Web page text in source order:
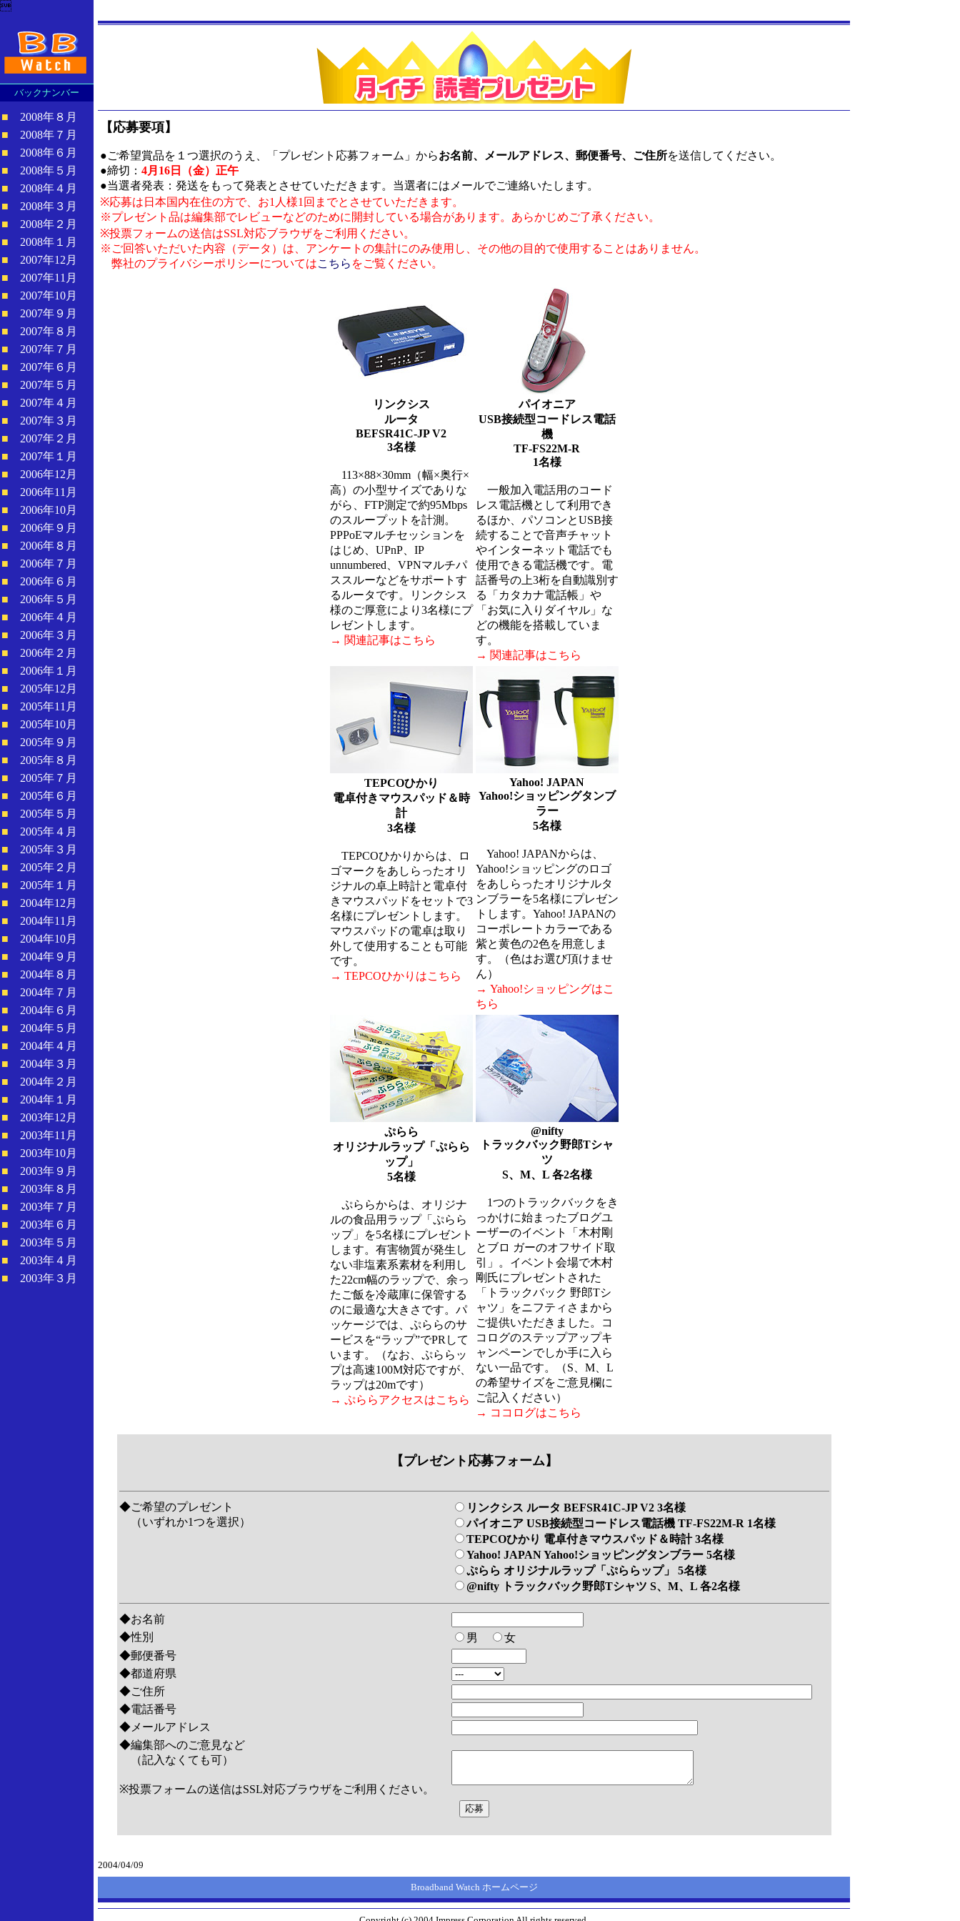

バックナンバー
■ 2008年８月
■ 2008年７月
■ 2008年６月
■ 2008年５月
■ 2008年４月
■ 2008年３月
■ 2008年２月
■ 2008年１月
■ 2007年12月
■ 2007年11月
■ 2007年10月
■ 2007年９月
■ 2007年８月
■ 2007年７月
■ 2007年６月
■ 2007年５月
■ 2007年４月
■ 2007年３月
■ 2007年２月
■ 2007年１月
■ 2006年12月
■ 2006年11月
■ 2006年10月
■ 2006年９月
■ 2006年８月
■ 2006年７月
■ 2006年６月
■ 2006年５月
■ 2006年４月
■ 2006年３月
■ 2006年２月
■ 2006年１月
■ 2005年12月
■ 2005年11月
■ 2005年10月
■ 2005年９月
■ 2005年８月
■ 2005年７月
■ 2005年６月
■ 2005年５月
■ 2005年４月
■ 2005年３月
■ 2005年２月
■ 2005年１月
■ 2004年12月
■ 2004年11月
■ 2004年10月
■ 2004年９月
■ 2004年８月
■ 2004年７月
■ 2004年６月
■ 2004年５月
■ 2004年４月
■ 2004年３月
■ 2004年２月
■ 2004年１月
■ 2003年12月
■ 2003年11月
■ 2003年10月
■ 2003年９月
■ 2003年８月
■ 2003年７月
■ 2003年６月
■ 2003年５月
■ 2003年４月
■ 2003年３月
【応募要項】
●ご希望賞品を１つ選択のうえ、「プレゼント応募フォーム」からお名前、メールアドレス、郵便番号、ご住所を送信してください。
●締切： 4月16日（金）正午
●当選者発表：発送をもって発表とさせていただきます。当選者にはメールでご連絡いたします。
※応募は日本国内在住の方で、お1人様1回までとさせていただきます。
※プレゼント品は編集部でレビューなどのために開封している場合があります。あらかじめご了承ください。
※投票フォームの送信はSSL対応ブラウザをご利用ください。
※ご回答いただいた内容（データ）は、アンケートの集計にのみ使用し、その他の目的で使用することはありません。
弊社のプライバシーポリシーについてはこちら をご覧ください。
リンクシス
ルータ
BEFSR41C-JP V2
3名様
113×88×30mm（幅×奥行×
高）の小型サイズでありな
がら、FTP測定で約95Mbps
のスループットを計測。
PPPoEマルチセッションを
はじめ、UPnP、IP
unnumbered、VPNマルチパ
ススルーなどをサポートす
るルータです。リンクシス
様のご厚意により3名様にプ
レゼントします。
→ 関連記事はこちら
パイオニア
USB接続型コードレス電話
機
TF-FS22M-R
1名様
一般加入電話用のコード
レス電話機として利用でき
るほか、パソコンとUSB接
続することで音声チャット
やインターネット電話でも
使用できる電話機です。電
話番号の上3桁を自動識別す
る「カタカナ電話帳」や
「お気に入りダイヤル」な
どの機能を搭載していま
す。
→ 関連記事はこちら
TEPCOひかり
電卓付きマウスパッド＆時
計
3名様
TEPCOひかりからは、ロ
ゴマークをあしらったオリ
ジナルの卓上時計と電卓付
きマウスパッドをセットで3
名様にプレゼントします。
マウスパッドの電卓は取り
外して使用することも可能
です。
→ TEPCOひかりはこちら
Yahoo! JAPAN
Yahoo!ショッピングタンブ
ラー
5名様
Yahoo! JAPANからは、
Yahoo!ショッピングのロゴ
をあしらったオリジナルタ
ンブラーを5名様にプレゼン
トします。Yahoo! JAPANの
コーポレートカラーである
紫と黄色の2色を用意しま
す。（色はお選び頂けませ
ん）
→ Yahoo!ショッピングはこ
ちら
ぷらら
オリジナルラップ「ぷらら
ップ」
5名様
ぷららからは、オリジナ
ルの食品用ラップ「ぷらら
ップ」を5名様にプレゼント
します。有害物質が発生し
ない非塩素系素材を利用し
た22cm幅のラップで、余っ
たご飯を冷蔵庫に保管する
のに最適な大きさです。パ
ッケージでは、ぷららのサ
ービスを“ラップ”でPRして
います。（なお、ぷららッ
プは高速100M対応ですが、
ラップは20mです）
→ ぷららアクセスはこちら
@nifty
トラックバック野郎Tシャ
ツ
S、M、L 各2名様
1つのトラックバックをき
っかけに始まったブログユ
ーザーのイベント「木村剛
とブロ ガーのオフサイド取
引」。イベント会場で木村
剛氏にプレゼントされた
「トラックバック 野郎Tシ
ャツ」をニフティさまから
ご提供いただきました。コ
コログのステップアップキ
ャンペーンでしか手に入ら
ない一品です。（S、M、L
の希望サイズをご意見欄に
ご記入ください）
→ ココログはこちら
【プレゼント応募フォーム】
◆ご希望のプレゼント
（いずれか1つを選択）
リンクシス ルータ BEFSR41C-JP V2 3名様
パイオニア USB接続型コードレス電話機 TF-FS22M-R 1名様
TEPCOひかり 電卓付きマウスパッド＆時計 3名様
Yahoo! JAPAN Yahoo!ショッピングタンブラー 5名様
ぷらら オリジナルラップ「ぷららップ」 5名様
@nifty トラックバック野郎Tシャツ S、M、L 各2名様
◆お名前
◆性別
男
女
◆郵便番号
◆都道府県
◆ご住所
◆電話番号
◆メールアドレス
◆編集部へのご意見など
（記入なくても可）
※投票フォームの送信はSSL対応ブラウザをご利用ください。
2004/04/09
Broadband Watch ホームページ